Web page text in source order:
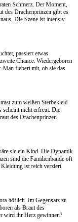
Schmerz. Der Moment,
des Drachenprinzen gibt es
Die Szene ist intensiv
passiert etwas
Chance. Wiedergeboren
Man fiebert mit, ob sie das
zum weißen Sterbekleid
scheint nicht erfreut. Die
des Drachenprinzen
sie ein Kind. Die Dynamik
sind die Familienbande oft
ist reich verziert.
höflich. Im Gegensatz zu
als Braut des
wird ihr Herz gewinnen?